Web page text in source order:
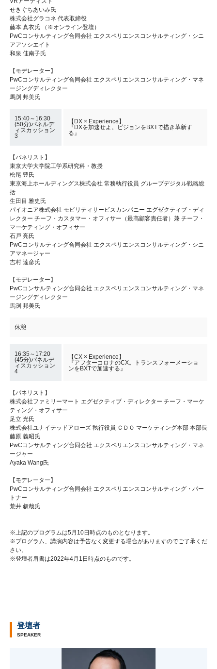
せきぐちあいみ氏
株式会社グラコネ 代表取締役
藤本 真衣氏 （※オンライン登壇）
PwCコンサルティング合同会社 エクスペリエンスコンサルティング・シニ
アアソシエイト
和泉 佳南子氏
【モデレーター】
PwCコンサルティング合同会社 エクスペリエンスコンサルティング・マネ
ージングディレクター
馬渕 邦美氏
15:40～16:30
(50分)パネルデ
ィスカッション
3
【DX × Experience】
『DXを加速せよ。ビジョンをBXTで描き革新す
る』
【パネリスト】
東京大学大学院工学系研究科・教授
松尾 豊氏
東京海上ホールディングス株式会社 常務執行役員 グループデジタル戦略総
括
生田目 雅史氏
パイオニア株式会社 モビリティサービスカンパニー エグゼクティブ・ディ
レクター チーフ・カスタマー・オフィサー（最高顧客責任者）兼 チーフ・
マーケティング・オフィサー
石戸 亮氏
PwCコンサルティング合同会社 エクスペリエンスコンサルティング・シニ
アマネージャー
吉村 達彦氏
【モデレーター】
PwCコンサルティング合同会社 エクスペリエンスコンサルティング・マネ
ージングディレクター
馬渕 邦美氏
休憩
16:35～17:20
(45分)パネルデ
ィスカッション
4
【CX × Experience】
『アフターコロナのCX。トランスフォーメーショ
ンをBXTで加速する』
【パネリスト】
株式会社ファミリーマート エグゼクティブ・ディレクター チーフ・マーケ
ティング・オフィサー
足立 光氏
株式会社ユナイテッドアローズ 執行役員 ＣＤＯ マーケティング本部 本部長
藤原 義昭氏
PwCコンサルティング合同会社 エクスペリエンスコンサルティング・マネ
ージャー
Ayaka Wang氏
【モデレーター】
PwCコンサルティング合同会社 エクスペリエンスコンサルティング・パー
トナー
荒井 叙哉氏
※上記のプログラムは5月10日時点のものとなります。
※プログラム、講演内容は予告なく変更する場合がありますのでご了承くだ
さい。
※登壇者肩書は2022年4月1日時点のものです。
登壇者
SPEAKER